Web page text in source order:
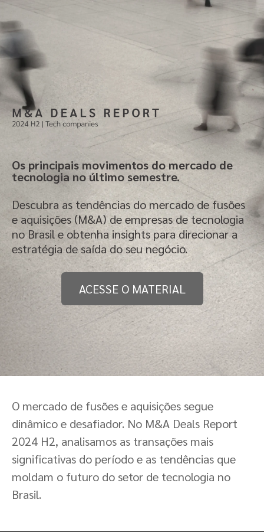
Os principais movimentos do mercado de
tecnologia no último semestre.
Descubra as tendências do mercado de fusões
e aquisições (M&A) de empresas de tecnologia
no Brasil e obtenha insights para direcionar a
estratégia de saída do seu negócio.
ACESSE O MATERIAL
O mercado de fusões e aquisições segue
dinâmico e desafiador. No M&A Deals Report
2024 H2, analisamos as transações mais
significativas do período e as tendências que
moldam o futuro do setor de tecnologia no
Brasil.